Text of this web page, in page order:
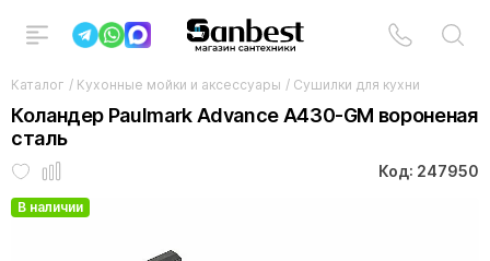
Каталог / Кухонные мойки и аксессуары / Сушилки для кухни
Коландер Paulmark Advance A430-GM вороненая
сталь
Код: 247950
В наличии